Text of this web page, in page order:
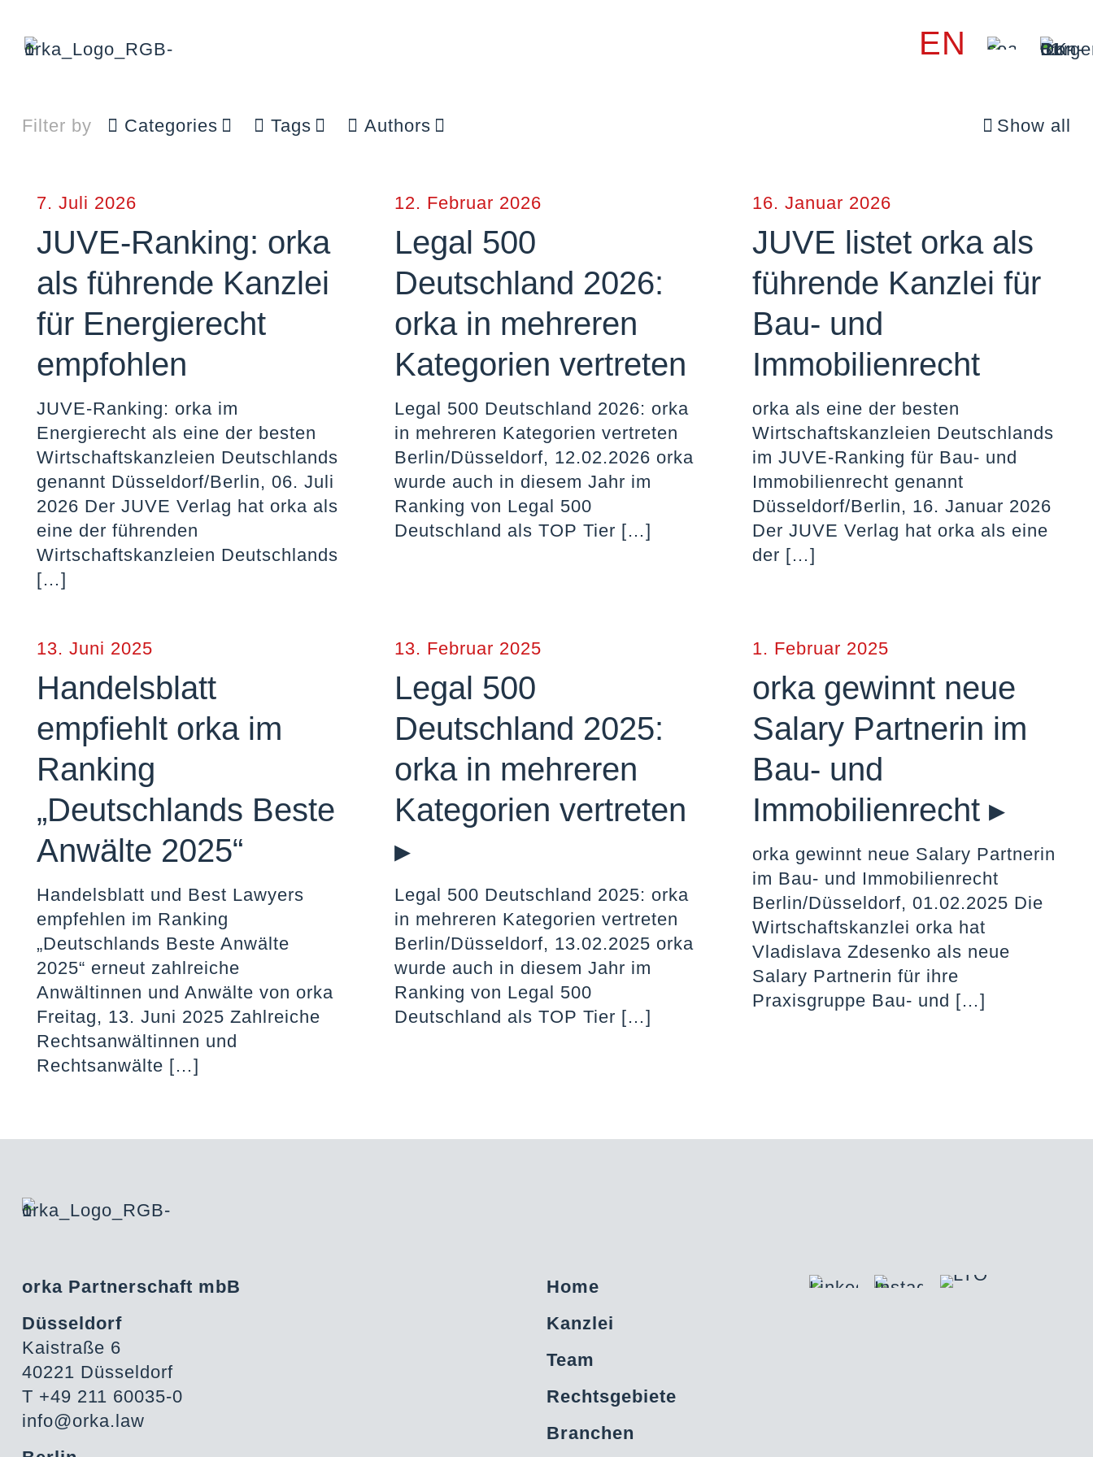
EN
Filter by Categories Tags Authors Show all
7. Juli 2026
JUVE-Ranking: orka
als führende Kanzlei
für Energierecht
empfohlen
JUVE-Ranking: orka im
Energierecht als eine der besten
Wirtschaftskanzleien Deutschlands
genannt Düsseldorf/Berlin, 06. Juli
2026 Der JUVE Verlag hat orka als
eine der führenden
Wirtschaftskanzleien Deutschlands
[…]
12. Februar 2026
Legal 500
Deutschland 2026:
orka in mehreren
Kategorien vertreten
Legal 500 Deutschland 2026: orka
in mehreren Kategorien vertreten
Berlin/Düsseldorf, 12.02.2026 orka
wurde auch in diesem Jahr im
Ranking von Legal 500
Deutschland als TOP Tier […]
16. Januar 2026
JUVE listet orka als
führende Kanzlei für
Bau- und
Immobilienrecht
orka als eine der besten
Wirtschaftskanzleien Deutschlands
im JUVE-Ranking für Bau- und
Immobilienrecht genannt
Düsseldorf/Berlin, 16. Januar 2026
Der JUVE Verlag hat orka als eine
der […]
13. Juni 2025
Handelsblatt
empfiehlt orka im
Ranking
„Deutschlands Beste
Anwälte 2025“
Handelsblatt und Best Lawyers
empfehlen im Ranking
„Deutschlands Beste Anwälte
2025“ erneut zahlreiche
Anwältinnen und Anwälte von orka
Freitag, 13. Juni 2025 Zahlreiche
Rechtsanwältinnen und
Rechtsanwälte […]
13. Februar 2025
Legal 500
Deutschland 2025:
orka in mehreren
Kategorien vertreten
▸
Legal 500 Deutschland 2025: orka
in mehreren Kategorien vertreten
Berlin/Düsseldorf, 13.02.2025 orka
wurde auch in diesem Jahr im
Ranking von Legal 500
Deutschland als TOP Tier […]
1. Februar 2025
orka gewinnt neue
Salary Partnerin im
Bau- und
Immobilienrecht ▸
orka gewinnt neue Salary Partnerin
im Bau- und Immobilienrecht
Berlin/Düsseldorf, 01.02.2025 Die
Wirtschaftskanzlei orka hat
Vladislava Zdesenko als neue
Salary Partnerin für ihre
Praxisgruppe Bau- und […]
orka Partnerschaft mbB
Düsseldorf
Kaistraße 6
40221 Düsseldorf
T +49 211 60035-0
info@orka.law
Home
Kanzlei
Team
Rechtsgebiete
Branchen